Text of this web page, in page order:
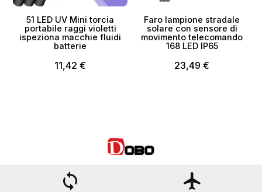
51 LED UV Mini torcia
portabile raggi violetti
ispeziona macchie fluidi
batterie
11,42 €
Faro lampione stradale
solare con sensore di
movimento telecomando
168 LED IP65
23,49 €
loop flight